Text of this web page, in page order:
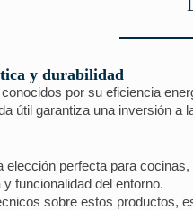
y durabilidad
por su eficiencia
útil garantiza una inversión a
elección perfecta para
funcionalidad del entorno.
sobre estos productos,